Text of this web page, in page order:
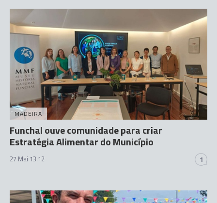
MADEIRA
Funchal ouve comunidade para criar
Estratégia Alimentar do Município
27 Mai 13:12 1